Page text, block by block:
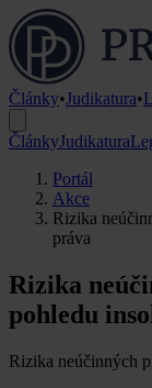
Články•Judikatura•
ČlánkyJudikatura
Portál
Akce
Rizika
práva
Rizika
pohledu
Rizika neúčinných